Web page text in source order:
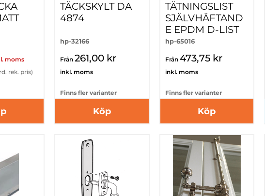
moms
rek. pris)
TÄCKSKYLT DA
4874
hp-32166
Från 261,00 kr
inkl. moms
Finns fler varianter
Köp
TÄTNINGSLIST
SJÄLVHÄFTAND
E EPDM D-LIST
hp-65016
Från 473,75 kr
inkl. moms
Finns fler varianter
Köp